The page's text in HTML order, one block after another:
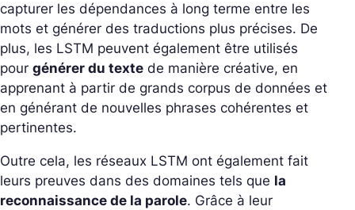
capturer les dépendances à long terme entre les
mots et générer des traductions plus précises. De
plus, les LSTM peuvent également être utilisés
pour générer du texte de manière créative, en
apprenant à partir de grands corpus de données et
en générant de nouvelles phrases cohérentes et
pertinentes.
Outre cela, les réseaux LSTM ont également fait
leurs preuves dans des domaines tels que la
reconnaissance de la parole. Grâce à leur